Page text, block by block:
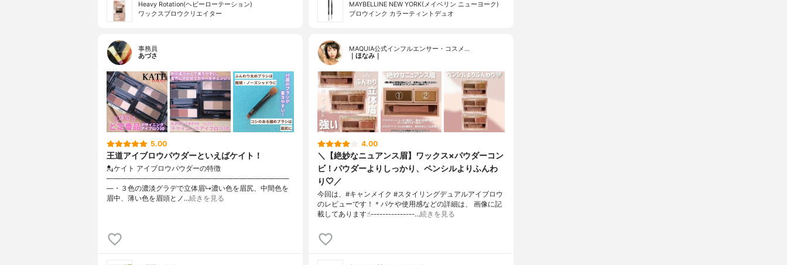
Heavy Rotation(ヘビーローテーション)
ワックスブロウクリエイター
MAYBELLINE NEW YORK(メイベリン ニューヨーク)
ブロウインク カラーティントデュオ
事務員
あづさ
5.00
王道アイブロウパウダーといえばケイト！
💂ケイト アイブロウパウダーの特徴
——————————————————————————
—・３色の濃淡グラデで立体眉↳濃い色を眉尻、中間色を
眉中、薄い色を眉頭とノ…続きを見る
MAQUIA公式インフルエンサー・コスメ…
｜ほなみ｜
4.00
＼【絶妙なニュアンス眉】ワックス×パウダーコン
ビ！パウダーよりしっかり、ペンシルよりふんわ
り🤍／
今回は、#キャンメイク #スタイリングデュアルアイブロウ
のレビューです！＊パケや使用感などの詳細は、 画像に記
載してあります☝︎---------------…続きを見る